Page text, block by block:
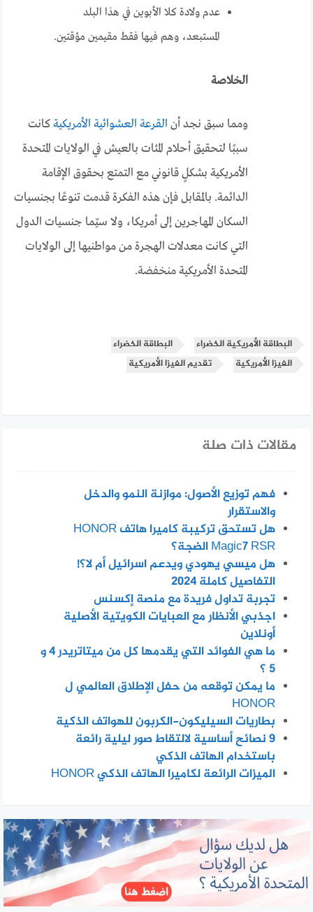
عدم ولادة كلا الأبوين في هذا البلد
المستبعد، وهم فيها فقط مقيمين مؤقتين.
الخلاصة
ومما سبق نجد أن القرعة العشوائية الأمريكيةكانت
سببًا لتحقيق أحلام المئات بالعيش في الولايات المتحدة
الأمريكية بشكلٍ قانوني مع التمتع بحقوق الإقامة
الدائمة. بالمقابل فإن هذه الفكرة قدمت تنوعًا بجنسيات
السكان المهاجرين إلى أمريكا، ولا سيّما جنسيات الدول
التي كانت معدلات الهجرة من مواطنيها إلى الولايات
المتحدة الأمريكية منخفضة.
البطاقة الأمريكية الخضراء
البطاقة الخضراء
الفيزا الأمريكية
تقديم الفيزا الأمريكية
مقالات ذات صلة
فهم توزيع الأصول: موازنة النمو والدخل
والاستقرار
هل تستحق تركيبة كاميرا هاتف HONOR
Magic7 RSR الضجة؟
هل ميسي يهودي ويدعم اسرائيل أم لا؟!
التفاصيل كاملة 2024
تجربة تداول فريدة مع منصة إكسنس
اجذبي الأنظار مع العبايات الكويتية الأصلية
أونلاين
ما هي الفوائد التي يقدمها كل من ميتاتريدر 4 و
5 ؟
ما يمكن توقعه من حفل الإطلاق العالمي ل
HONOR
بطاريات السيليكون-الكربون للهواتف الذكية
٩ نصائح أساسية لالتقاط صور ليلية رائعة
باستخدام الهاتف الذكي
الميزات الرائعة لكاميرا الهاتف الذكي HONOR